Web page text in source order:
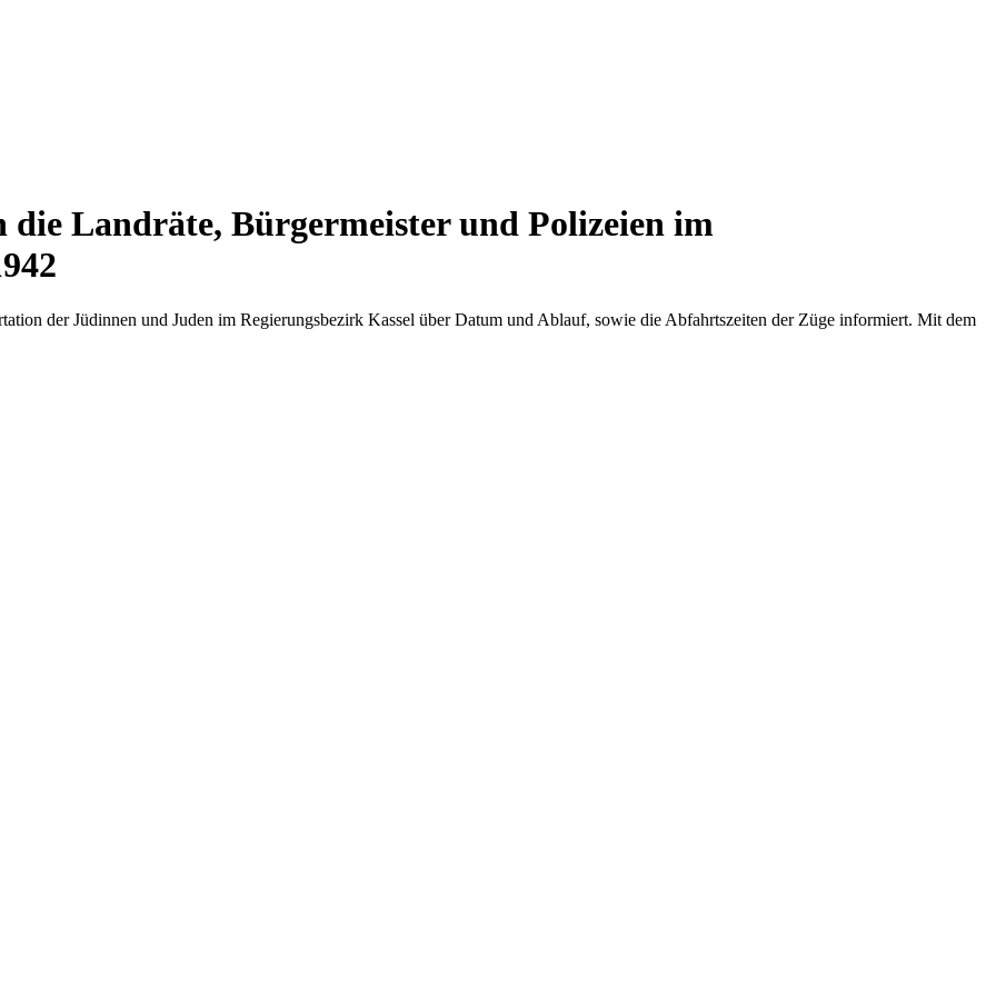
die Landräte, Bürgermeister und Polizeien im
der Jüdinnen und Juden im Regierungsbezirk Kassel über Datum und Ablauf, sowie die Abfahrtszeiten der Züge informiert. Mit dem